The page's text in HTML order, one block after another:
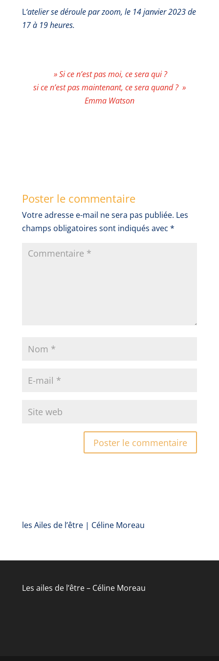
L‘atelier se déroule par zoom, le 14 janvier 2023 de
17 à 19 heures.
»Si ce n’est pas moi, ce sera qui ?
si ce n’est pas maintenant, ce sera quand ? »
Emma Watson
Poster le commentaire
Votre adresse e-mail ne sera pas publiée. Les
champs obligatoires sont indiqués avec *
les Ailes de l’être | Céline Moreau
Les ailes de l’être – Céline Moreau